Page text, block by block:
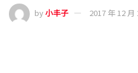
by小丰子 2017 年 12 月